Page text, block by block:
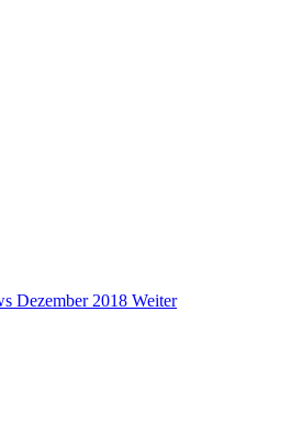
Dezember 2018 Weiter